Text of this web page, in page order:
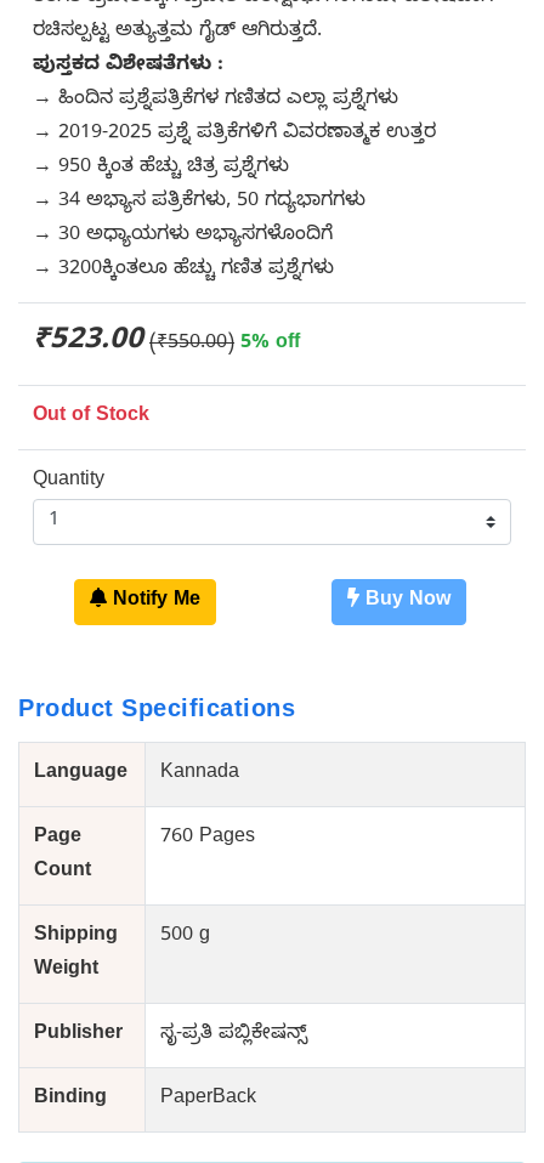
ರಚಿಸಲ್ಪಟ್ಟ ಅತ್ಯುತ್ತಮ ಗೈಡ್ ಆಗಿರುತ್ತದೆ.
ಪುಸ್ತಕದ ವಿಶೇಷತೆಗಳು :
→ ಹಿಂದಿನ ಪ್ರಶ್ನೆಪತ್ರಿಕೆಗಳ ಗಣಿತದ ಎಲ್ಲಾ ಪ್ರಶ್ನೆಗಳು
→ 2019-2025 ಪ್ರಶ್ನೆ ಪತ್ರಿಕೆಗಳಿಗೆ ವಿವರಣಾತ್ಮಕ ಉತ್ತರ
→ 950 ಕ್ಕಿಂತ ಹೆಚ್ಚು ಚಿತ್ರ ಪ್ರಶ್ನೆಗಳು
→ 34 ಅಭ್ಯಾಸ ಪತ್ರಿಕೆಗಳು, 50 ಗದ್ಯಭಾಗಗಳು
→ 30 ಅಧ್ಯಾಯಗಳು ಅಭ್ಯಾಸಗಳೊಂದಿಗೆ
→ 3200ಕ್ಕಿಂತಲೂ ಹೆಚ್ಚು ಗಣಿತ ಪ್ರಶ್ನೆಗಳು
₹523.00 (₹550.00) 5% off
Out of Stock
Quantity
Notify Me Buy Now
Product Specifications
Language Kannada
Page
Count
760 Pages
Shipping
Weight
500 g
Publisher ಸೃ-ಪ್ರತಿ ಪಬ್ಲಿಕೇಷನ್ಸ್
Binding PaperBack